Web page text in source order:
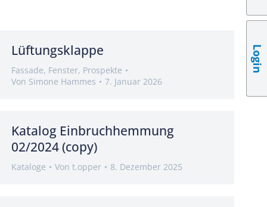
Lüftungsklappe
Fassade, Fenster, Prospekte
Von Simone Hammes 7. Januar 2026
Katalog Einbruchhemmung
02/2024 (copy)
Kataloge Von t.opper 8. Dezember 2025
Login